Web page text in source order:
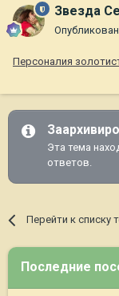
Звезда
Персоналия
Эта тема
ответов.
Перейти к списку
Последние